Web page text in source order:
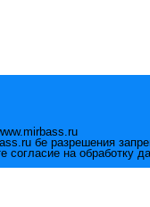
бе разрешения
на обработку